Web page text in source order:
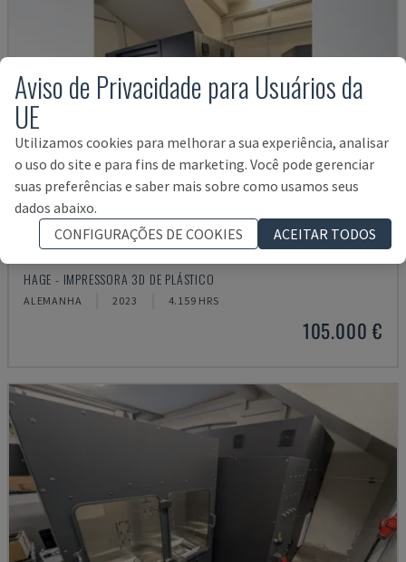
3D PRECISION ONE
HAGE - IMPRESSORA 3D DE PLÁSTICO
ALEMANHA 2023 4.159 HRS
105.000 €
Aviso de Privacidade para Usuários da
UE
Utilizamos cookies para melhorar a sua experiência, analisar
o uso do site e para fins de marketing. Você pode gerenciar
suas preferências e saber mais sobre como usamos seus
dados abaixo.
CONFIGURAÇÕES DE COOKIES
ACEITAR TODOS